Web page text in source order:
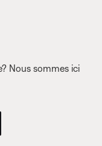
Nous sommes ici